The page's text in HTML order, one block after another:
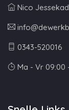
Nico
0343-520016
Ma - Vr 09:00